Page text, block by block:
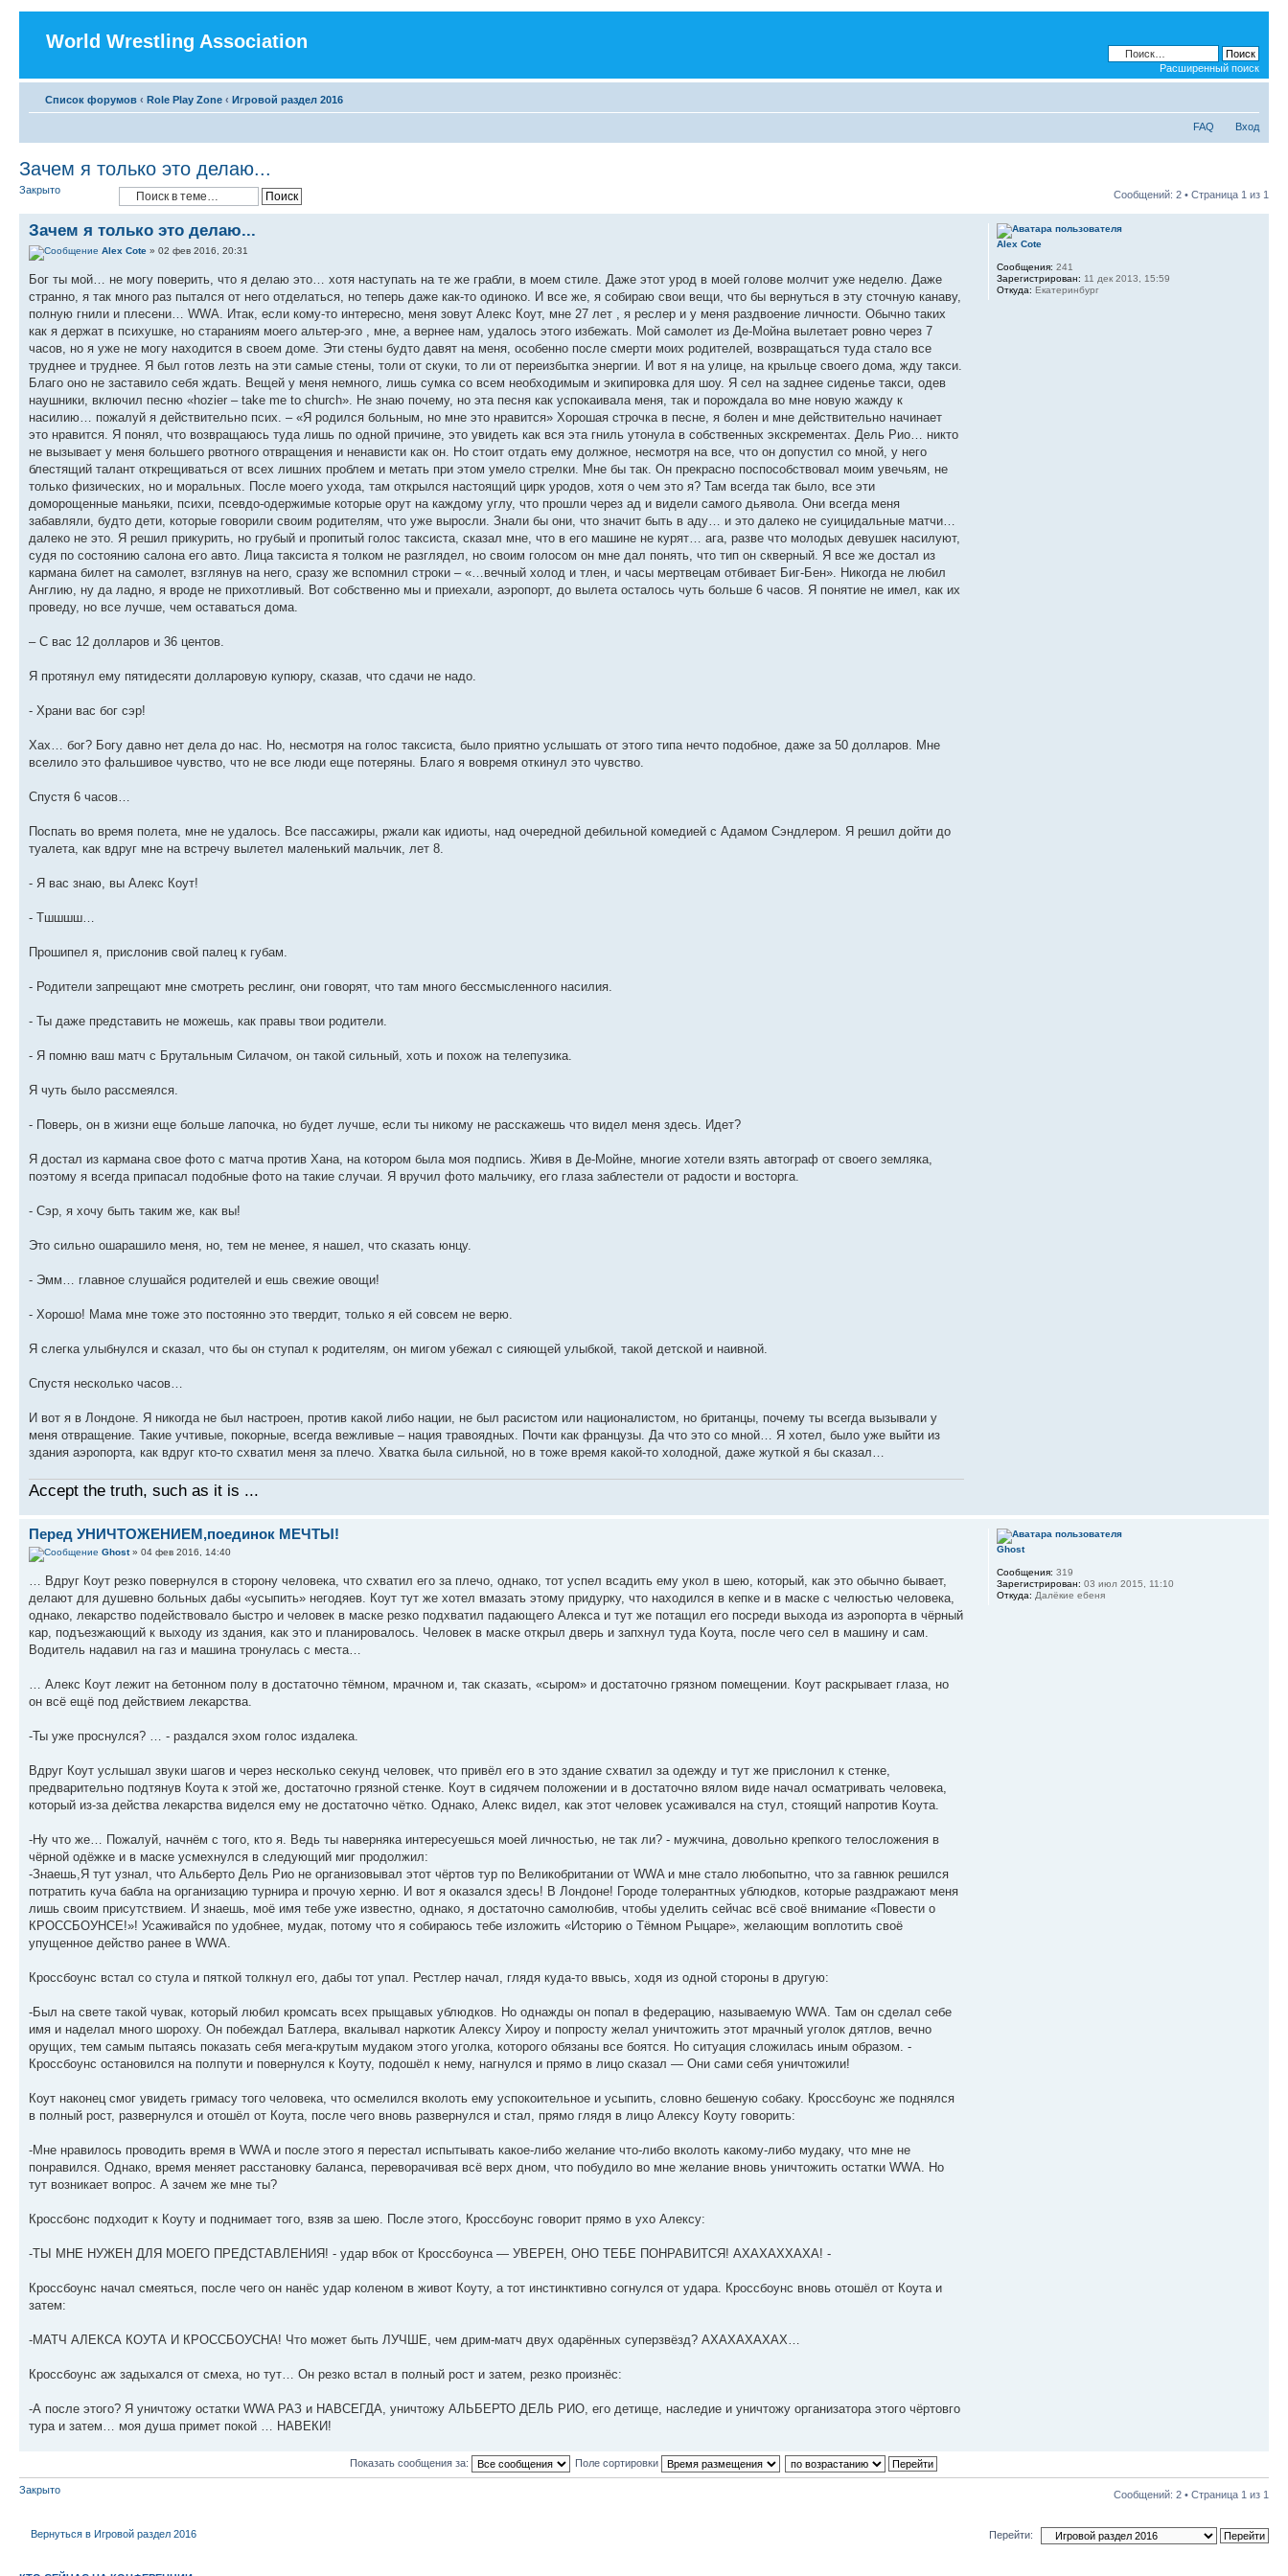
World Wrestling Association
Расширенный поиск
Список форумов ‹ Role Play Zone ‹ Игровой раздел 2016
FAQ Вход
Зачем я только это делаю...
Закрыто Сообщений: 2 • Страница 1 из 1
Зачем я только это делаю...
Alex Cote » 02 фев 2016, 20:31
Бог ты мой… не могу поверить, что я делаю это… хотя наступать на те же грабли, в моем стиле. Даже этот урод в моей голове молчит уже неделю. Даже
странно, я так много раз пытался от него отделаться, но теперь даже как-то одиноко. И все же, я собираю свои вещи, что бы вернуться в эту сточную канаву,
полную гнили и плесени… WWA. Итак, если кому-то интересно, меня зовут Алекс Коут, мне 27 лет , я реслер и у меня раздвоение личности. Обычно таких
как я держат в психушке, но стараниям моего альтер-эго , мне, а вернее нам, удалось этого избежать. Мой самолет из Де-Мойна вылетает ровно через 7
часов, но я уже не могу находится в своем доме. Эти стены будто давят на меня, особенно после смерти моих родителей, возвращаться туда стало все
труднее и труднее. Я был готов лезть на эти самые стены, толи от скуки, то ли от переизбытка энергии. И вот я на улице, на крыльце своего дома, жду такси.
Благо оно не заставило себя ждать. Вещей у меня немного, лишь сумка со всем необходимым и экипировка для шоу. Я сел на заднее сиденье такси, одев
наушники, включил песню «hozier – take me to church». Не знаю почему, но эта песня как успокаивала меня, так и порождала во мне новую жажду к
насилию… пожалуй я действительно псих. – «Я родился больным, но мне это нравится» Хорошая строчка в песне, я болен и мне действительно начинает
это нравится. Я понял, что возвращаюсь туда лишь по одной причине, это увидеть как вся эта гниль утонула в собственных экскрементах. Дель Рио… никто
не вызывает у меня большего рвотного отвращения и ненависти как он. Но стоит отдать ему должное, несмотря на все, что он допустил со мной, у него
блестящий талант открещиваться от всех лишних проблем и метать при этом умело стрелки. Мне бы так. Он прекрасно поспособствовал моим увечьям, не
только физических, но и моральных. После моего ухода, там открылся настоящий цирк уродов, хотя о чем это я? Там всегда так было, все эти
доморощенные маньяки, психи, псевдо-одержимые которые орут на каждому углу, что прошли через ад и видели самого дьявола. Они всегда меня
забавляли, будто дети, которые говорили своим родителям, что уже выросли. Знали бы они, что значит быть в аду… и это далеко не суицидальные матчи…
далеко не это. Я решил прикурить, но грубый и пропитый голос таксиста, сказал мне, что в его машине не курят… ага, разве что молодых девушек насилуют,
судя по состоянию салона его авто. Лица таксиста я толком не разглядел, но своим голосом он мне дал понять, что тип он скверный. Я все же достал из
кармана билет на самолет, взглянув на него, сразу же вспомнил строки – «…вечный холод и тлен, и часы мертвецам отбивает Биг-Бен». Никогда не любил
Англию, ну да ладно, я вроде не прихотливый. Вот собственно мы и приехали, аэропорт, до вылета осталось чуть больше 6 часов. Я понятие не имел, как их
проведу, но все лучше, чем оставаться дома.
– С вас 12 долларов и 36 центов.
Я протянул ему пятидесяти долларовую купюру, сказав, что сдачи не надо.
- Храни вас бог сэр!
Хах… бог? Богу давно нет дела до нас. Но, несмотря на голос таксиста, было приятно услышать от этого типа нечто подобное, даже за 50 долларов. Мне
вселило это фальшивое чувство, что не все люди еще потеряны. Благо я вовремя откинул это чувство.
Спустя 6 часов…
Поспать во время полета, мне не удалось. Все пассажиры, ржали как идиоты, над очередной дебильной комедией с Адамом Сэндлером. Я решил дойти до
туалета, как вдруг мне на встречу вылетел маленький мальчик, лет 8.
- Я вас знаю, вы Алекс Коут!
- Тшшшш…
Прошипел я, прислонив свой палец к губам.
- Родители запрещают мне смотреть реслинг, они говорят, что там много бессмысленного насилия.
- Ты даже представить не можешь, как правы твои родители.
- Я помню ваш матч с Брутальным Силачом, он такой сильный, хоть и похож на телепузика.
Я чуть было рассмеялся.
- Поверь, он в жизни еще больше лапочка, но будет лучше, если ты никому не расскажешь что видел меня здесь. Идет?
Я достал из кармана свое фото с матча против Хана, на котором была моя подпись. Живя в Де-Мойне, многие хотели взять автограф от своего земляка,
поэтому я всегда припасал подобные фото на такие случаи. Я вручил фото мальчику, его глаза заблестели от радости и восторга.
- Сэр, я хочу быть таким же, как вы!
Это сильно ошарашило меня, но, тем не менее, я нашел, что сказать юнцу.
- Эмм… главное слушайся родителей и ешь свежие овощи!
- Хорошо! Мама мне тоже это постоянно это твердит, только я ей совсем не верю.
Я слегка улыбнулся и сказал, что бы он ступал к родителям, он мигом убежал с сияющей улыбкой, такой детской и наивной.
Спустя несколько часов…
И вот я в Лондоне. Я никогда не был настроен, против какой либо нации, не был расистом или националистом, но британцы, почему ты всегда вызывали у
меня отвращение. Такие учтивые, покорные, всегда вежливые – нация травоядных. Почти как французы. Да что это со мной… Я хотел, было уже выйти из
здания аэропорта, как вдруг кто-то схватил меня за плечо. Хватка была сильной, но в тоже время какой-то холодной, даже жуткой я бы сказал…
Accept the truth, such as it is ...
Alex Cote
Сообщения: 241
Зарегистрирован: 11 дек 2013, 15:59
Откуда: Екатеринбург
Перед УНИЧТОЖЕНИЕМ,поединок МЕЧТЫ!
Ghost» 04 фев 2016, 14:40
… Вдруг Коут резко повернулся в сторону человека, что схватил его за плечо, однако, тот успел всадить ему укол в шею, который, как это обычно бывает,
делают для душевно больных дабы «усыпить» негодяев. Коут тут же хотел вмазать этому придурку, что находился в кепке и в маске с челюстью человека,
однако, лекарство подействовало быстро и человек в маске резко подхватил падающего Алекса и тут же потащил его посреди выхода из аэропорта в чёрный
кар, подъезжающий к выходу из здания, как это и планировалось. Человек в маске открыл дверь и запхнул туда Коута, после чего сел в машину и сам.
Водитель надавил на газ и машина тронулась с места…
… Алекс Коут лежит на бетонном полу в достаточно тёмном, мрачном и, так сказать, «сыром» и достаточно грязном помещении. Коут раскрывает глаза, но
он всё ещё под действием лекарства.
-Ты уже проснулся? … - раздался эхом голос издалека.
Вдруг Коут услышал звуки шагов и через несколько секунд человек, что привёл его в это здание схватил за одежду и тут же прислонил к стенке,
предварительно подтянув Коута к этой же, достаточно грязной стенке. Коут в сидячем положении и в достаточно вялом виде начал осматривать человека,
который из-за действа лекарства виделся ему не достаточно чётко. Однако, Алекс видел, как этот человек усаживался на стул, стоящий напротив Коута.
-Ну что же… Пожалуй, начнём с того, кто я. Ведь ты наверняка интересуешься моей личностью, не так ли? - мужчина, довольно крепкого телосложения в
чёрной одёжке и в маске усмехнулся в следующий миг продолжил:
-Знаешь,Я тут узнал, что Альберто Дель Рио не организовывал этот чёртов тур по Великобритании от WWA и мне стало любопытно, что за гавнюк решился
потратить куча бабла на организацию турнира и прочую херню. И вот я оказался здесь! В Лондоне! Городе толерантных ублюдков, которые раздражают меня
лишь своим присутствием. И знаешь, моё имя тебе уже известно, однако, я достаточно самолюбив, чтобы уделить сейчас всё своё внимание «Повести о
КРОССБОУНСЕ!»! Усаживайся по удобнее, мудак, потому что я собираюсь тебе изложить «Историю о Тёмном Рыцаре», желающим воплотить своё
упущенное действо ранее в WWA.
Кроссбоунс встал со стула и пяткой толкнул его, дабы тот упал. Рестлер начал, глядя куда-то ввысь, ходя из одной стороны в другую:
-Был на свете такой чувак, который любил кромсать всех прыщавых ублюдков. Но однажды он попал в федерацию, называемую WWA. Там он сделал себе
имя и наделал много шороху. Он побеждал Батлера, вкалывал наркотик Алексу Хироу и попросту желал уничтожить этот мрачный уголок дятлов, вечно
орущих, тем самым пытаясь показать себя мега-крутым мудаком этого уголка, которого обязаны все боятся. Но ситуация сложилась иным образом. -
Кроссбоунс остановился на полпути и повернулся к Коуту, подошёл к нему, нагнулся и прямо в лицо сказал — Они сами себя уничтожили!
Коут наконец смог увидеть гримасу того человека, что осмелился вколоть ему успокоительное и усыпить, словно бешеную собаку. Кроссбоунс же поднялся
в полный рост, развернулся и отошёл от Коута, после чего вновь развернулся и стал, прямо глядя в лицо Алексу Коуту говорить:
-Мне нравилось проводить время в WWA и после этого я перестал испытывать какое-либо желание что-либо вколоть какому-либо мудаку, что мне не
понравился. Однако, время меняет расстановку баланса, переворачивая всё верх дном, что побудило во мне желание вновь уничтожить остатки WWA. Но
тут возникает вопрос. А зачем же мне ты?
Кроссбонс подходит к Коуту и поднимает того, взяв за шею. После этого, Кроссбоунс говорит прямо в ухо Алексу:
-ТЫ МНЕ НУЖЕН ДЛЯ МОЕГО ПРЕДСТАВЛЕНИЯ! - удар вбок от Кроссбоунса — УВЕРЕН, ОНО ТЕБЕ ПОНРАВИТСЯ! АХАХАХХАХА! -
Кроссбоунс начал смеяться, после чего он нанёс удар коленом в живот Коуту, а тот инстинктивно согнулся от удара. Кроссбоунс вновь отошёл от Коута и
затем:
-МАТЧ АЛЕКСА КОУТА И КРОССБОУСНА! Что может быть ЛУЧШЕ, чем дрим-матч двух одарённых суперзвёзд? АХАХАХАХАХ…
Кроссбоунс аж задыхался от смеха, но тут… Он резко встал в полный рост и затем, резко произнёс:
-А после этого? Я уничтожу остатки WWA РАЗ и НАВСЕГДА, уничтожу АЛЬБЕРТО ДЕЛЬ РИО, его детище, наследие и уничтожу организатора этого чёртовго
тура и затем… моя душа примет покой … НАВЕКИ!
Ghost
Сообщения: 319
Зарегистрирован: 03 июл 2015, 11:10
Откуда: Далёкие ебеня
Показать сообщения за: Поле сортировки
Закрыто Сообщений: 2 • Страница 1 из 1
Вернуться в Игровой раздел 2016 Перейти: